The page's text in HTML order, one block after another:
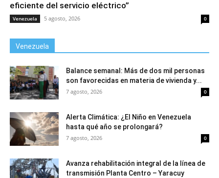
eficiente del servicio eléctrico”
Venezuela 5 agosto, 2026 0
Venezuela
Balance semanal: Más de dos mil personas
son favorecidas en materia de vivienda y...
7 agosto, 2026 0
Alerta Climática: ¿El Niño en Venezuela
hasta qué año se prolongará?
7 agosto, 2026 0
Avanza rehabilitación integral de la línea de
transmisión Planta Centro – Yaracuy